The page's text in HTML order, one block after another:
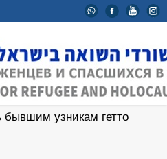
узникам гетто